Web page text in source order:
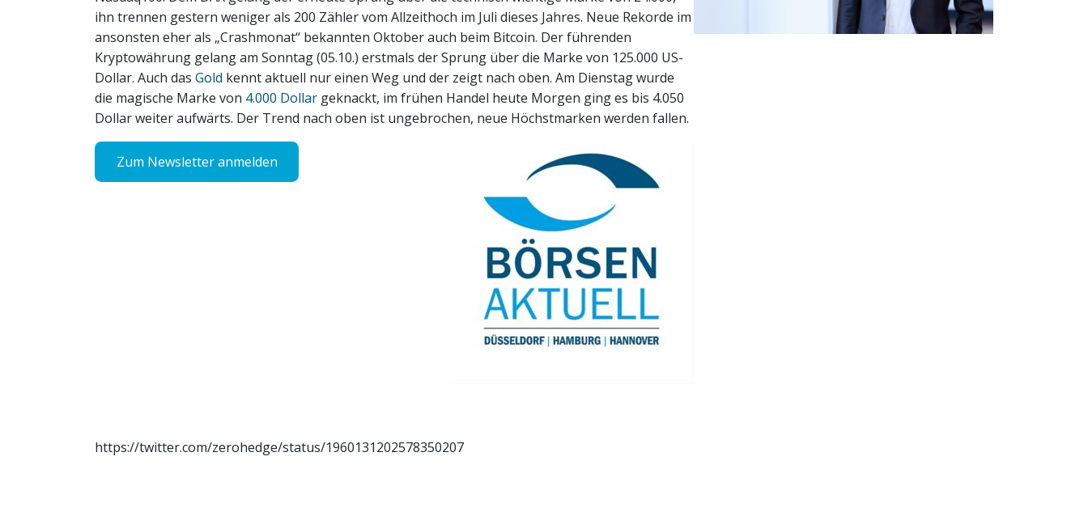
ihn trennen gestern weniger als 200 Zähler vom Allzeithoch im Juli dieses Jahres. Neue Rekorde im
ansonsten eher als „Crashmonat“ bekannten Oktober auch beim Bitcoin. Der führenden
Kryptowährung gelang am Sonntag (05.10.) erstmals der Sprung über die Marke von 125.000 US-
Dollar. Auch das Gold kennt aktuell nur einen Weg und der zeigt nach oben. Am Dienstag wurde
die magische Marke von 4.000 Dollar geknackt, im frühen Handel heute Morgen ging es bis 4.050
Dollar weiter aufwärts. Der Trend nach oben ist ungebrochen, neue Höchstmarken werden fallen.
Zum Newsletter anmelden
https://twitter.com/zerohedge/status/1960131202578350207